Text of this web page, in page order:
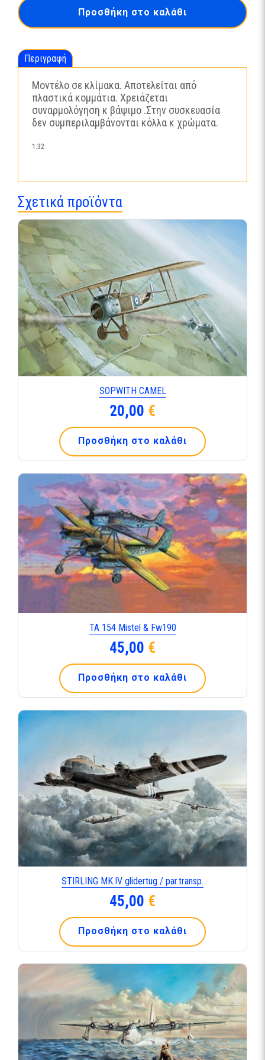
twinseater_03847
ποσότητα
Προσθήκη στο καλάθι
Περιγραφή
Μοντέλο σε κλίμακα. Αποτελείται από
πλαστικά κομμάτια. Χρειάζεται
συναρμολόγηση κ βάψιμο .Στην συσκευασία
δεν συμπεριλαμβάνονται κόλλα κ χρώματα.
1:32
Σχετικά προϊόντα
SOPWITH CAMEL
20,00 €
Προσθήκη στο καλάθι
TA 154 Mistel & Fw190
45,00 €
Προσθήκη στο καλάθι
STIRLING ΜΚ.IV glidertug / par.transp.
45,00 €
Προσθήκη στο καλάθι